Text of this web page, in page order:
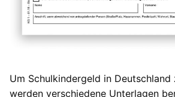
Um Schulkindergeld in Deutschland
werden verschiedene Unterlagen